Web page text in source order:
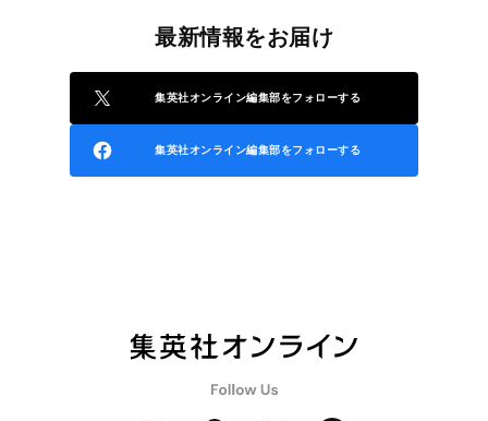
最新情報をお届け
集英社オンライン編集部をフォローする
集英社オンライン編集部をフォローする